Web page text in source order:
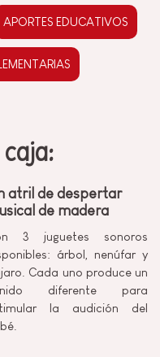
APORTES EDUCATIVOS
caja:
atril de despertar
de madera
3 juguetes sonoros
árbol, nenúfar y
Cada uno produce un
diferente para
la audición del